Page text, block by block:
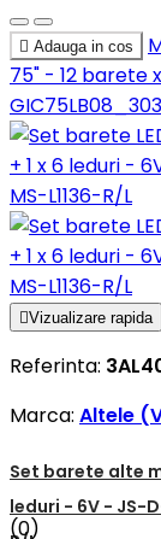
 Adauga in cos
75" - 12 barete
Vizualizare rapida
Referinta:
Marca: Altele
Set barete alte
leduri - 6V - JS-
(0)